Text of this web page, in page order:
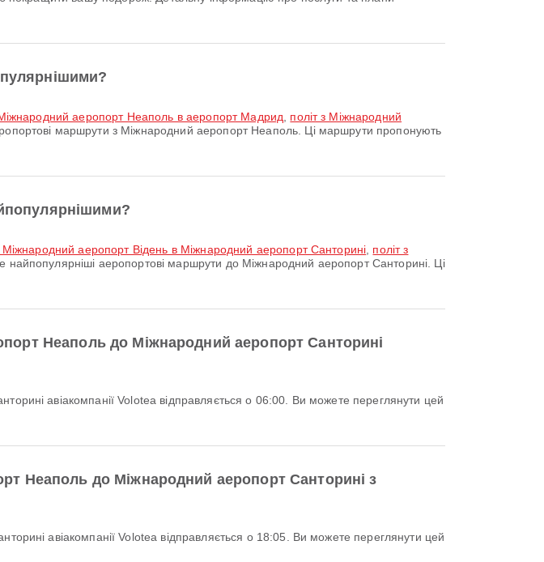
Міжнародний аеропорт Неаполь в аеропорт Мадрид
політ з Міжнародний
маршрути з Міжнародний аеропорт Неаполь. Ці маршрути пропонують
Міжнародний аеропорт Відень в Міжнародний аеропорт Санторині політ з
аеропортові маршрути до Міжнародний аеропорт Санторині. Ці
Неаполь до Міжнародний аеропорт Санторині
Неаполь до Міжнародний аеропорт Санторині з